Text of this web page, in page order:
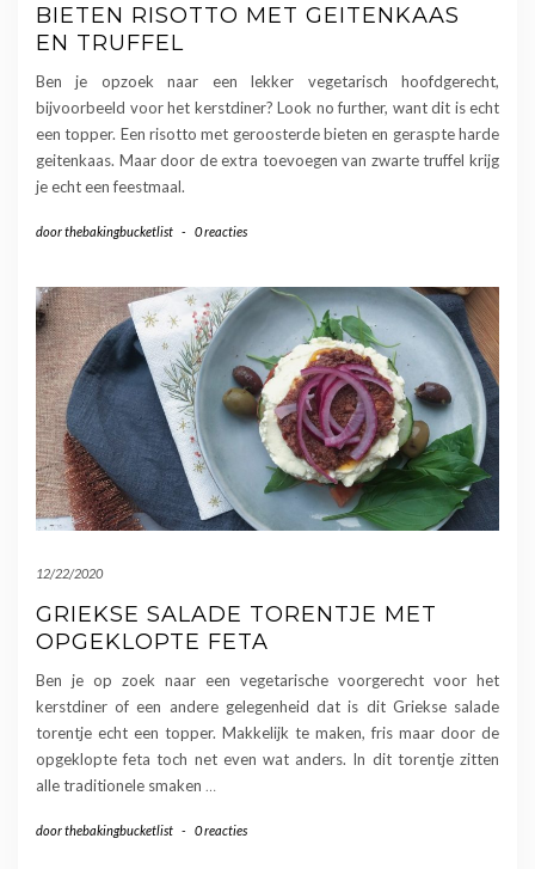
BIETEN RISOTTO MET GEITENKAAS
EN TRUFFEL
Ben je opzoek naar een lekker vegetarisch hoofdgerecht,
bijvoorbeeld voor het kerstdiner? Look no further, want dit is echt
een topper. Een risotto met geroosterde bieten en geraspte harde
geitenkaas. Maar door de extra toevoegen van zwarte truffel krijg
je echt een feestmaal.
doorthebakingbucketlist - 0 reacties
12/22/2020
GRIEKSE SALADE TORENTJE MET
OPGEKLOPTE FETA
Ben je op zoek naar een vegetarische voorgerecht voor het
kerstdiner of een andere gelegenheid dat is dit Griekse salade
torentje echt een topper. Makkelijk te maken, fris maar door de
opgeklopte feta toch net even wat anders. In dit torentje zitten
alle traditionele smaken …
doorthebakingbucketlist - 0 reacties